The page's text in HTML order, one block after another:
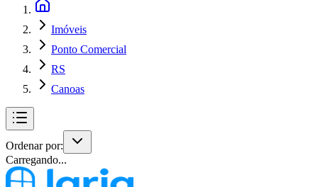
Imóveis
Ponto Comercial
RS
Canoas
Ordenar por:
Carregando...